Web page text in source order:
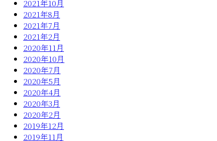
2021年10月
2021年8月
2021年7月
2021年2月
2020年11月
2020年10月
2020年7月
2020年5月
2020年4月
2020年3月
2020年2月
2019年12月
2019年11月